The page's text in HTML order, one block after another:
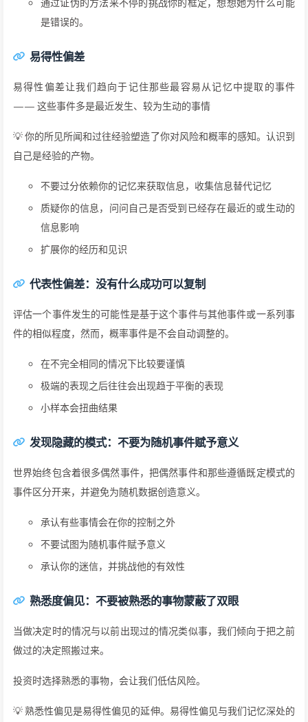
是错误的。
易得性偏差
易得性偏差让我们趋向于记住那些最容易从记忆中提取的事件
—— 这些事件多是最近发生、较为生动的事情
💡 你的所见所闻和过往经验塑造了你对风险和概率的感知。认识到
自己是经验的产物。
不要过分依赖你的记忆来获取信息，收集信息替代记忆
质疑你的信息，问问自己是否受到已经存在最近的或生动的
信息影响
扩展你的经历和见识
代表性偏差：没有什么成功可以复制
评估一个事件发生的可能性是基于这个事件与其他事件或一系列事
件的相似程度，然而，概率事件是不会自动调整的。
在不完全相同的情况下比较要谨慎
极端的表现之后往往会出现趋于平衡的表现
小样本会扭曲结果
发现隐藏的模式：不要为随机事件赋予意义
世界始终包含着很多偶然事件，把偶然事件和那些遵循既定模式的
事件区分开来，并避免为随机数据创造意义。
承认有些事情会在你的控制之外
不要试图为随机事件赋予意义
承认你的迷信，并挑战他的有效性
熟悉度偏见：不要被熟悉的事物蒙蔽了双眼
当做决定时的情况与以前出现过的情况类似事，我们倾向于把之前
做过的决定照搬过来。
投资时选择熟悉的事物，会让我们低估风险。
💡 熟悉性偏见是易得性偏见的延伸。易得性偏见与我们记忆深处的